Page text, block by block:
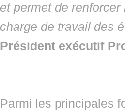
et permet de
charge de travail des
Président exécutif
Parmi les principales